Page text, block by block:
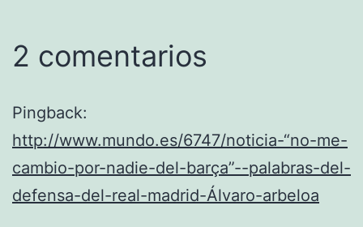
2 comentarios
Pingback:
http://www.mundo.es/6747/noticia-“no-me-
cambio-por-nadie-del-barça”--palabras-del-
defensa-del-real-madrid-Álvaro-arbeloa